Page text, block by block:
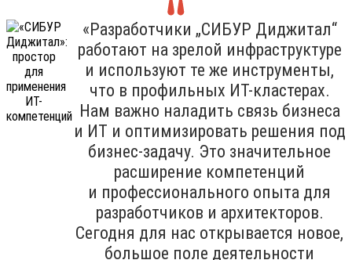
«Разработчики „СИБУР Диджитал“
работают на зрелой инфраструктуре
и используют те же инструменты,
что в профильных ИТ-кластерах.
Нам важно наладить связь бизнеса
и ИТ и оптимизировать решения под
бизнес-задачу. Это значительное
расширение компетенций
и профессионального опыта для
разработчиков и архитекторов.
Сегодня для нас открывается новое,
большое поле деятельности